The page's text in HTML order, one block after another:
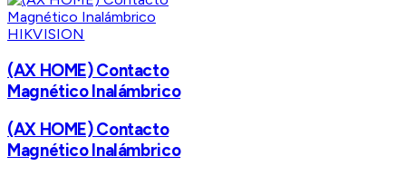
HIKVISION
(AX HOME) Contacto
Magnético Inalámbrico
(AX HOME) Contacto
Magnético Inalámbrico